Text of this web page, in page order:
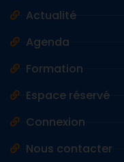
Actualité
Agenda
Formation
Espace réservé
Connexion
Nous contacter